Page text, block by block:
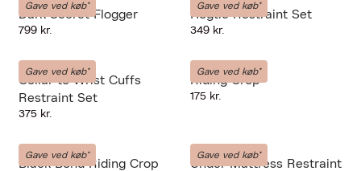
Gave ved køb*
Dark Secret Flogger
799 kr.
Gave ved køb*
Hogtie Restraint Set
349 kr.
Gave ved køb*
LIEBE-SEELE
Collar to Wrist Cuffs
Restraint Set
375 kr.
Gave ved køb*
LIEBE-SEELE
Riding Crop
175 kr.
Gave ved køb*
LIEBE-SEELE
Black Bond Riding Crop
Gave ved køb*
LIEBE-SEELE
Under Mattress Restraint